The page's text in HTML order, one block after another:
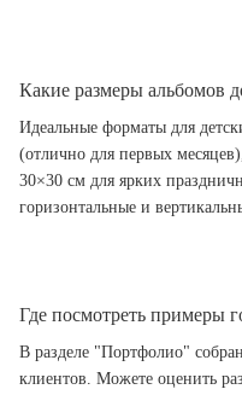
Какие размеры альбомов
Идеальные форматы для
(отлично для первых
30×30 см для ярких
горизонтальные и
Где посмотреть примеры
В разделе "Портфолио"
клиентов. Можете оценить